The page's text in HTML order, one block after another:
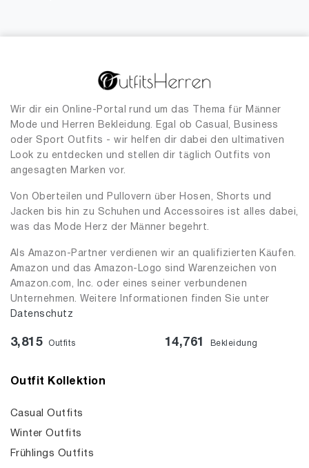
Wir dir ein Online-Portal rund um das Thema für Männer
Mode und Herren Bekleidung. Egal ob Casual, Business
oder Sport Outfits - wir helfen dir dabei den ultimativen
Look zu entdecken und stellen dir täglich Outfits von
angesagten Marken vor.
Von Oberteilen und Pullovern über Hosen, Shorts und
Jacken bis hin zu Schuhen und Accessoires ist alles dabei,
was das Mode Herz der Männer begehrt.
Als Amazon-Partner verdienen wir an qualifizierten Käufen.
Amazon und das Amazon-Logo sind Warenzeichen von
Amazon.com, Inc. oder eines seiner verbundenen
Unternehmen. Weitere Informationen finden Sie unter
Datenschutz
3,815 Outfits 14,761 Bekleidung
Outfit Kollektion
Casual Outfits
Winter Outfits
Frühlings Outfits